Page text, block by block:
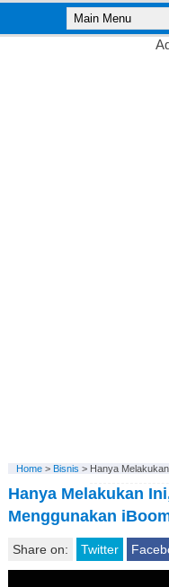
Home> Bisnis > Hanya
Hanya Melakukan
Menggunakan
Share on: Twitter